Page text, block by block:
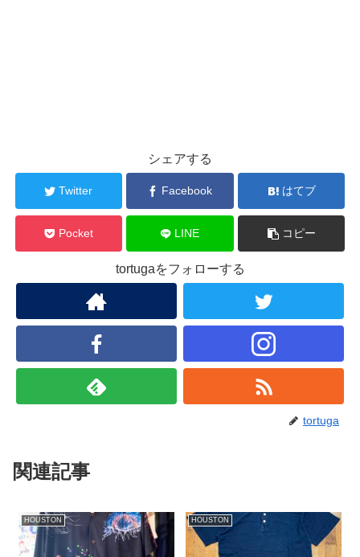
シェアする
Twitter Facebook はてブ
Pocket LINE コピー
tortugaをフォローする
tortuga
関連記事
HOUSTON HOUSTON